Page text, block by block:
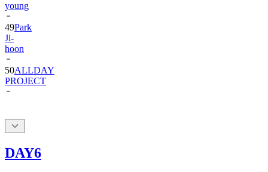
49Park
Ji-
hoon
50ALLDAY
PROJECT
DAY6